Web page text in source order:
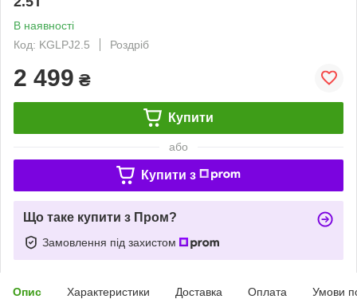
В наявності
Код: KGLPJ2.5
Роздріб
2 499 ₴
Купити
або
Купити з
Що таке купити з Пром?
Замовлення під захистом
Опис Характеристики Доставка Оплата Умови